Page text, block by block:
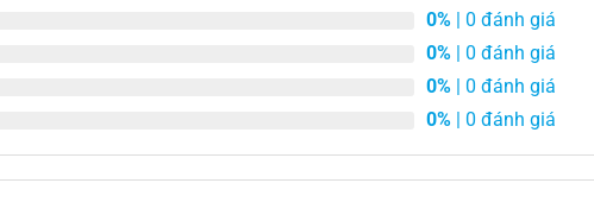
0%| 0 đánh giá
0%| 0 đánh giá
0%| 0 đánh giá
0%| 0 đánh giá